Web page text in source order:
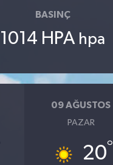
BASINÇ
1014 HPA hpa
09 AĞUSTOS
PAZAR
20°